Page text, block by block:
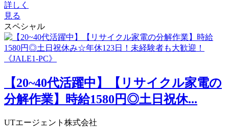
詳しく
見る
スペシャル
【20~40代活躍中】【リサイクル家電の
分解作業】時給1580円◎土日祝休...
UTエージェント株式会社